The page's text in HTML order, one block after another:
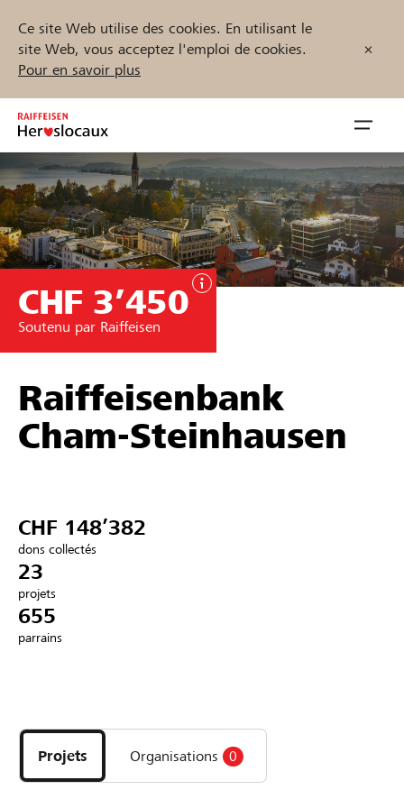
Ce site Web utilise des cookies. En utilisant le
site Web, vous acceptez l'emploi de cookies.
Pour en savoir plus
Inhalt
springen
öffnen
Parrainer
Soutien & assistance
Partenaires / Banques Raiffeisen
Se connecter
S'inscrire
Trouvez des projets et des organisations
Démarrez maintenant
CHF 3’450
Soutenu par Raiffeisen
Raiffeisenbank
Cham-Steinhausen
CHF 148’382
dons collectés
23
projets
655
parrains
les
projets
et
Projets Organisations 0